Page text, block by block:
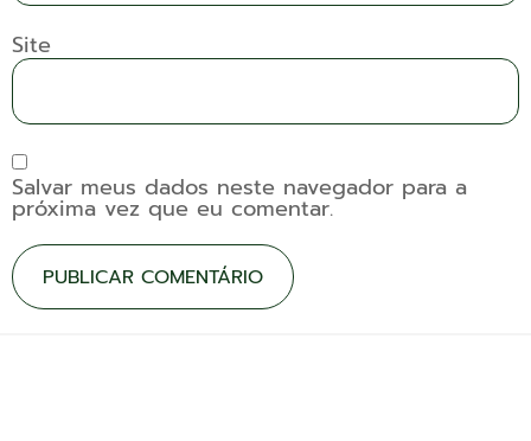
Site
Salvar meus dados neste navegador para a
próxima vez que eu comentar.